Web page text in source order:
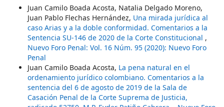
Juan Camilo Boada Acosta, Natalia Delgado Moreno,
Juan Pablo Flechas Hernández, Una mirada jurídica al
caso Arias y a la doble conformidad. Comentarios a la
Sentencia SU-146 de 2020 de la Corte Constitucional ,
Nuevo Foro Penal: Vol. 16 Núm. 95 (2020): Nuevo Foro
Penal
Juan Camilo Boada Acosta, La pena natural en el
ordenamiento jurídico colombiano. Comentarios a la
sentencia del 6 de agosto de 2019 de la Sala de
Casación Penal de la Corte Suprema de Justicia,